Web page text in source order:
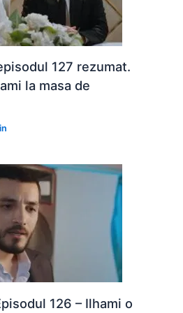
127 rezumat.
la masa de
126 – Ilhami o